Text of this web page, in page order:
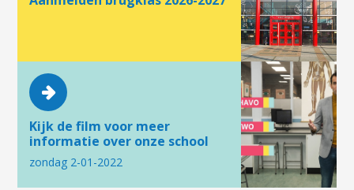
Kijk de film voor meer
informatie over onze school
zondag 2-01-2022